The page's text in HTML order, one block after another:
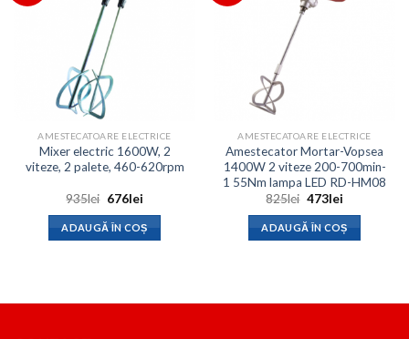
AMESTECATOARE ELECTRICE
Mixer electric 1600W, 2
viteze, 2 palete, 460-620rpm
935lei Prețul
a
fost:
935lei.
676leiPrețul
este:
676lei.
ADAUGĂ ÎN COȘ
AMESTECATOARE ELECTRICE
Amestecator Mortar-Vopsea
1400W 2 viteze 200-700min-
1 55Nm lampa LED RD-HM08
825lei Prețul
a
fost:
825lei.
473leiPrețul
este:
473lei.
ADAUGĂ ÎN COȘ